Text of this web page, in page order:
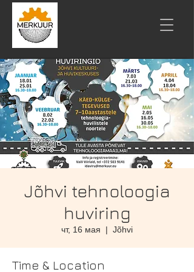
Jõhvi tehnoloogia
huviring
чт, 16 мая
  |
Jõhvi
Time & Location